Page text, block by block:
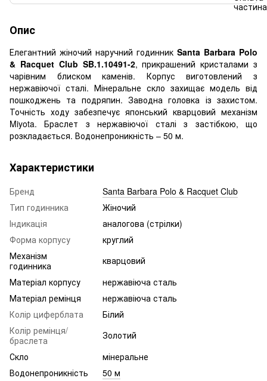
Опис
Елегантний жіночий наручний годинник Santa Barbara Polo
& Racquet Club SB.1.10491-2, прикрашений кристалами з
чарівним блиском каменів. Корпус виготовлений з
нержавіючої сталі. Мінеральне скло захищає модель від
пошкоджень та подряпин. Заводна головка із захистом.
Точність ходу забезпечує японський кварцовий механізм
Miyota. Браслет з нержавіючої сталі з застібкою, що
розкладається. Водонепроникність – 50 м.
Характеристики
Бренд
Santa Barbara Polo & Racquet Club
Тип годинника
Жіночий
Індикація
аналогова (стрілки)
Форма корпусу
круглий
Механізм
годинника
кварцовий
Матеріал корпусу
нержавіюча сталь
Матеріал ремінця
нержавіюча сталь
Колір циферблата
Білий
Колір ремінця/
браслета
Золотий
Скло
мінеральне
Водонепроникність
50 м